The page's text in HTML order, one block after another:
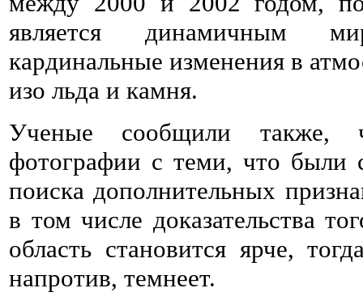
является динамичным
кардинальные изменения в
изо льда и камня.
Ученые сообщили также,
фотографии с теми, что были
поиска дополнительных
в том числе доказательства
область становится ярче,
напротив, темнеет.